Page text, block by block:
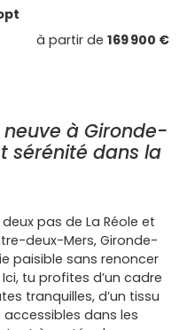
à partir de 169 900 €
à Gironde-
sérénité dans la
pas de La Réole et
deux-Mers, Gironde-
paisible sans renoncer
tu profites d’un cadre
tranquilles, d’un tissu
dans les